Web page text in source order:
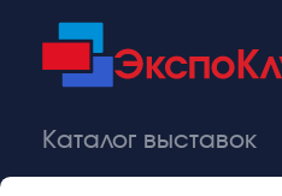
Каталог выставок